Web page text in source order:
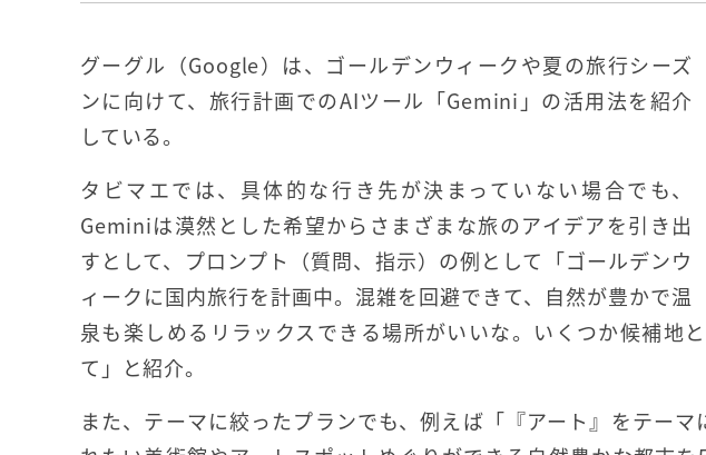
グーグル（Google）は、ゴールデンウィークや夏の旅行シーズ
ンに向けて、旅行計画でのAIツール「Gemini」の活用法を紹介
している。
タビマエでは、具体的な行き先が決まっていない場合でも、
Geminiは漠然とした希望からさまざまな旅のアイデアを引き出
すとして、プロンプト（質問、指示）の例として「ゴールデンウ
ィークに国内旅行を計画中。混雑を回避できて、自然が豊かで温
泉も楽しめるリラックスできる場所がいいな。いくつか候補地
て」と紹介。
また、テーマに絞ったプランでも、例えば「『アート』をテー